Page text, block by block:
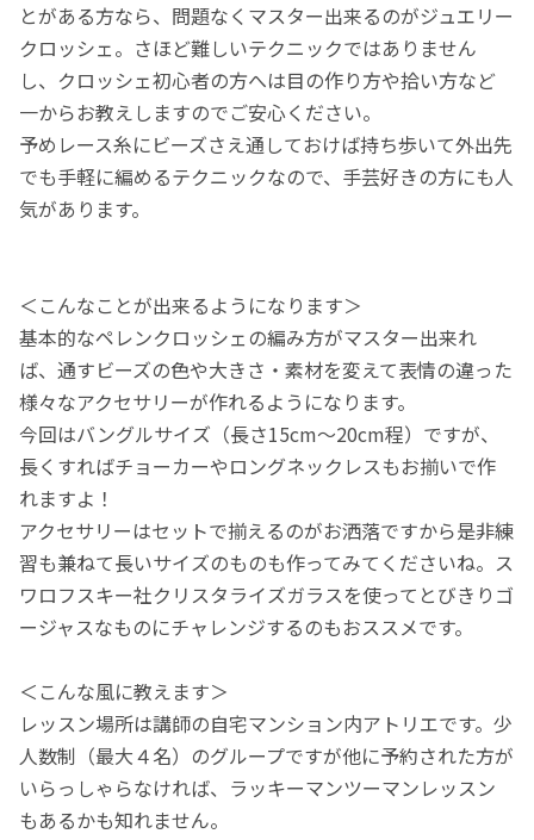
とがある方なら、問題なくマスター出来るのがジュエリー
クロッシェ。さほど難しいテクニックではありません
し、クロッシェ初心者の方へは目の作り方や拾い方など
一からお教えしますのでご安心ください。
予めレース糸にビーズさえ通しておけば持ち歩いて外出先
でも手軽に編めるテクニックなので、手芸好きの方にも人
気があります。
＜こんなことが出来るようになります＞
基本的なペレンクロッシェの編み方がマスター出来れ
ば、通すビーズの色や大きさ・素材を変えて表情の違った
様々なアクセサリーが作れるようになります。
今回はバングルサイズ（長さ15cm～20cm程）ですが、
長くすればチョーカーやロングネックレスもお揃いで作
れますよ！
アクセサリーはセットで揃えるのがお洒落ですから是非練
習も兼ねて長いサイズのものも作ってみてくださいね。ス
ワロフスキー社クリスタライズガラスを使ってとびきりゴ
ージャスなものにチャレンジするのもおススメです。
＜こんな風に教えます＞
レッスン場所は講師の自宅マンション内アトリエです。少
人数制（最大４名）のグループですが他に予約された方が
いらっしゃらなければ、ラッキーマンツーマンレッスン
もあるかも知れません。